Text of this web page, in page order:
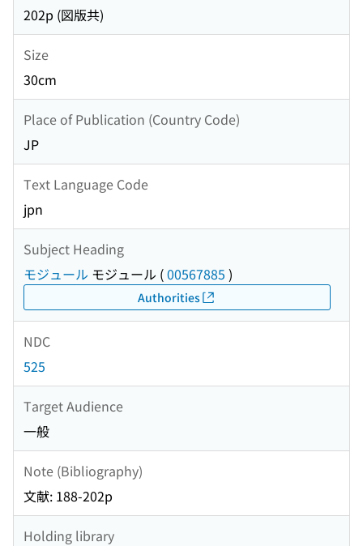
202p (図版共)
Size
30cm
Place of Publication (Country Code)
JP
Text Language Code
jpn
Subject Heading
モジュール モジュール (00567885 )
Authorities
NDC
525
Target Audience
一般
Note (Bibliography)
文献: 188-202p
Holding library